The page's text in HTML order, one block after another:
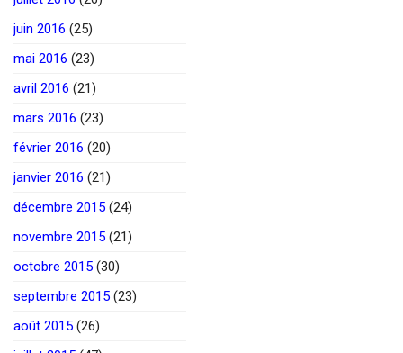
juin 2016 (25)
mai 2016 (23)
avril 2016 (21)
mars 2016 (23)
février 2016 (20)
janvier 2016 (21)
décembre 2015 (24)
novembre 2015 (21)
octobre 2015 (30)
septembre 2015 (23)
août 2015 (26)